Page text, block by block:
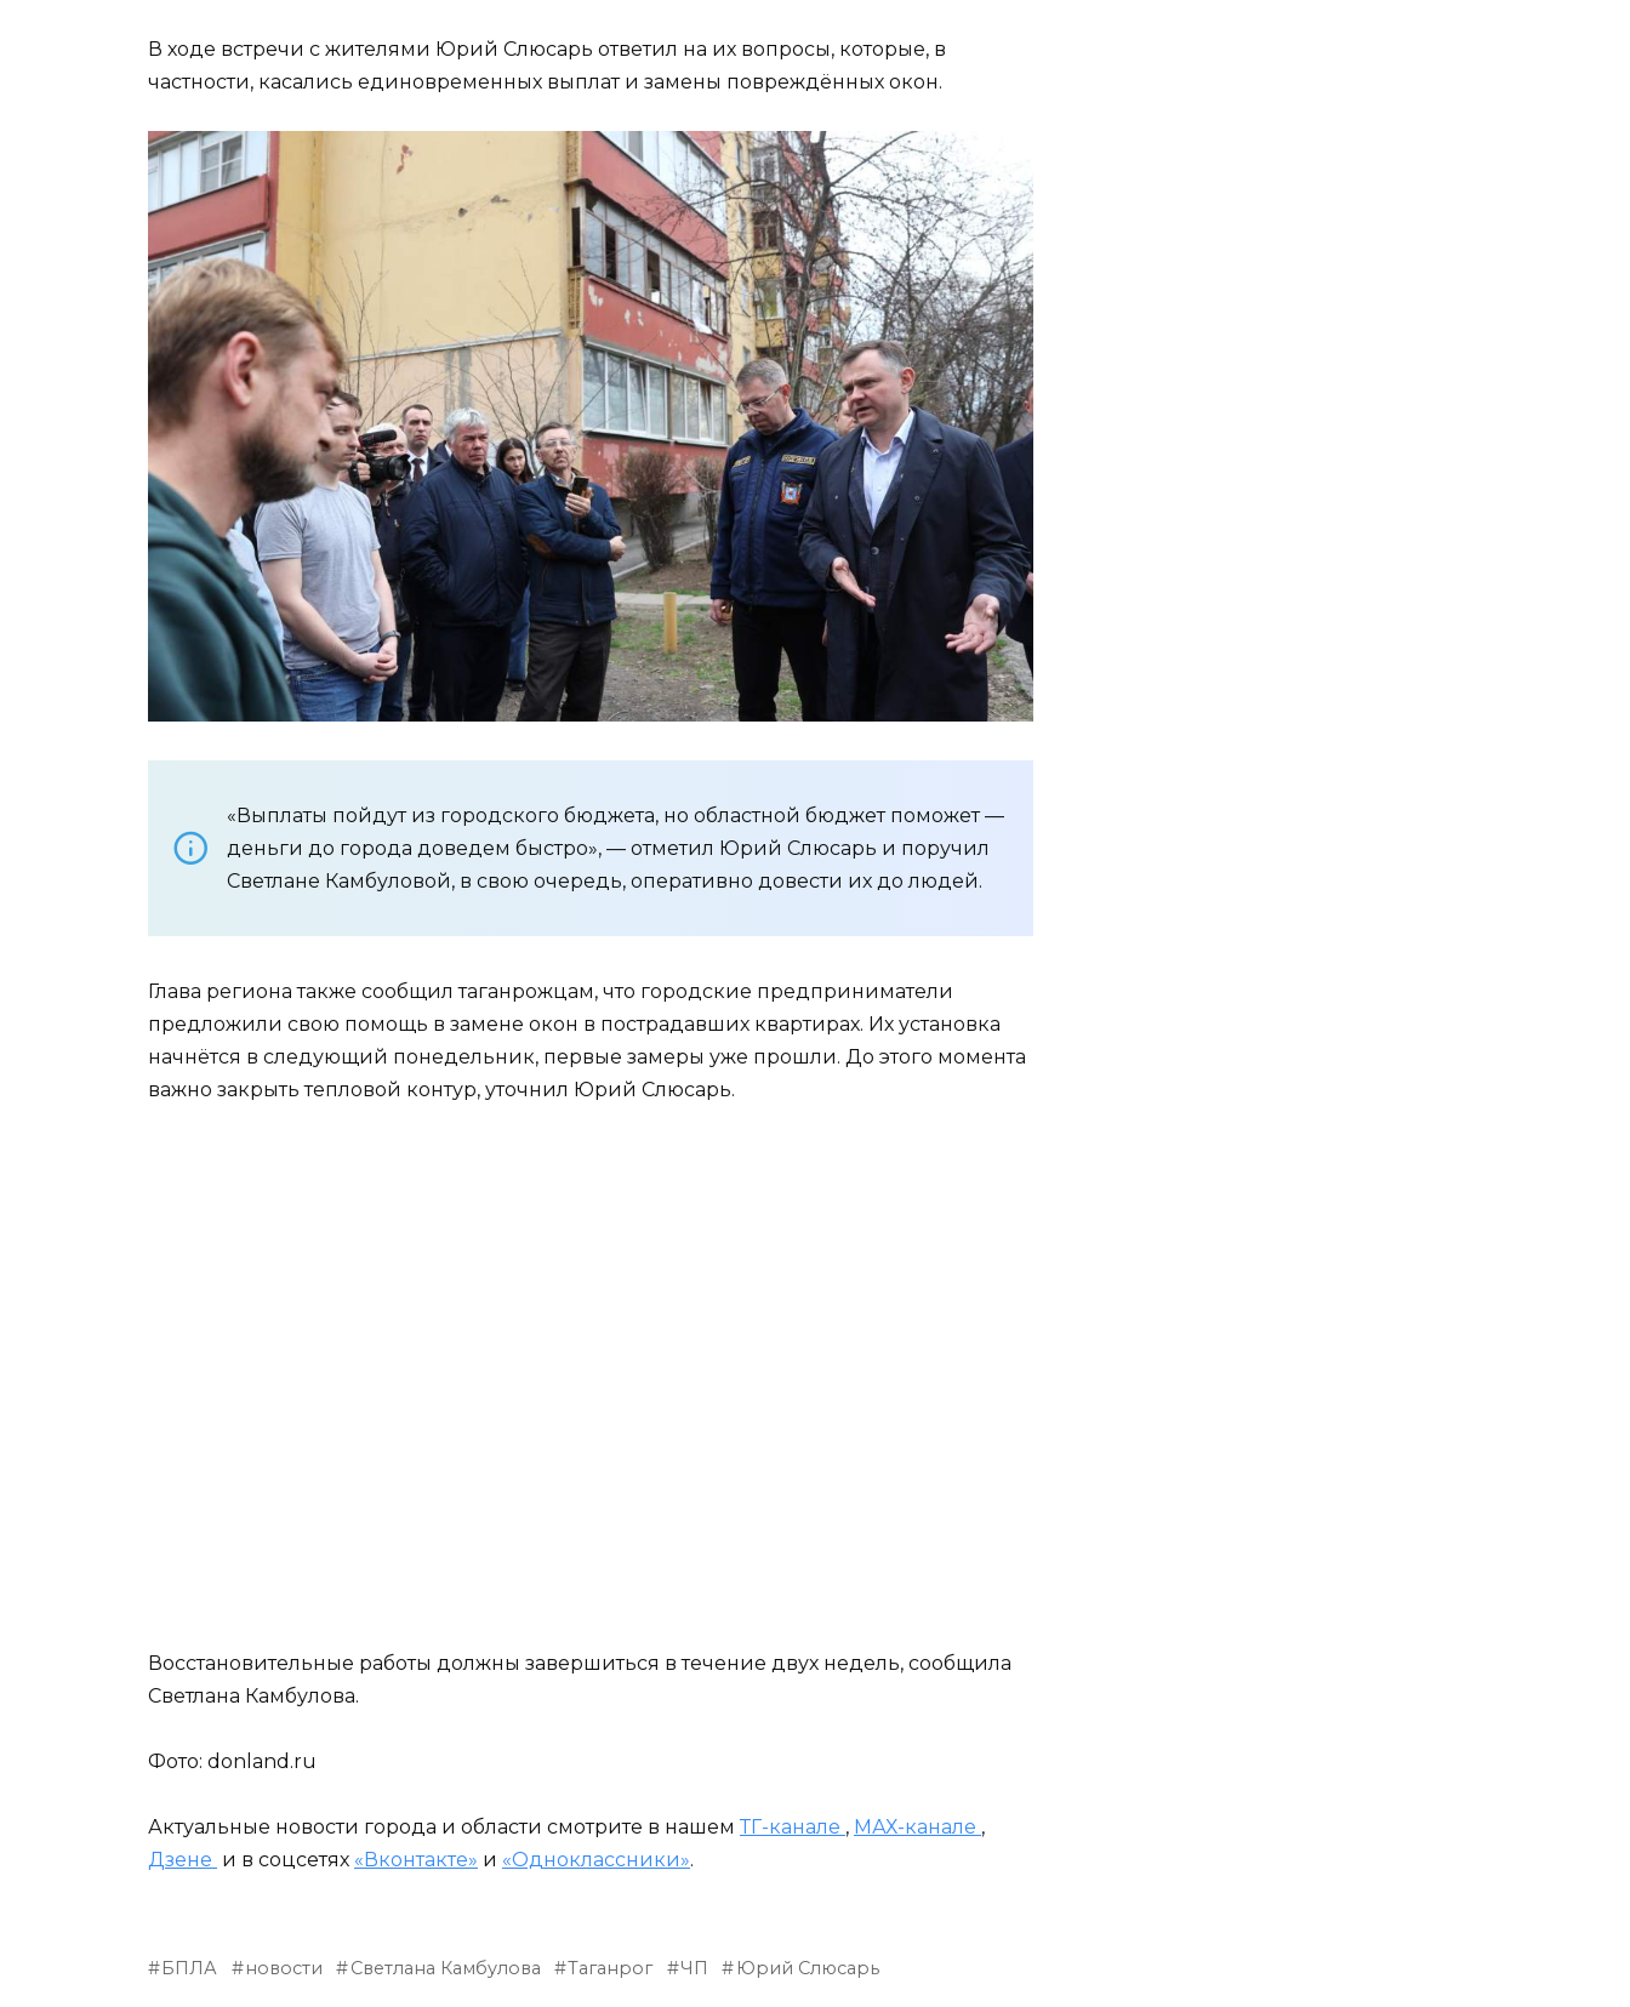
В ходе встречи с жителями Юрий Слюсарь ответил на их вопросы, которые, в
частности, касались единовременных выплат и замены повреждённых окон.
«Выплаты пойдут из городского бюджета, но областной бюджет поможет —
деньги до города доведем быстро», — отметил Юрий Слюсарь и поручил
Светлане Камбуловой, в свою очередь, оперативно довести их до людей.
Глава региона также сообщил таганрожцам, что городские предприниматели
предложили свою помощь в замене окон в пострадавших квартирах. Их установка
начнётся в следующий понедельник, первые замеры уже прошли. До этого момента
важно закрыть тепловой контур, уточнил Юрий Слюсарь.
Восстановительные работы должны завершиться в течение двух недель, сообщила
Светлана Камбулова.
Фото: donland.ru
Актуальные новости города и области смотрите в нашем ТГ-канале , МАХ-канале ,
Дзене и в соцсетях «Вконтакте» и «Одноклассники».
БПЛА новости Светлана Камбулова Таганрог ЧП Юрий Слюсарь